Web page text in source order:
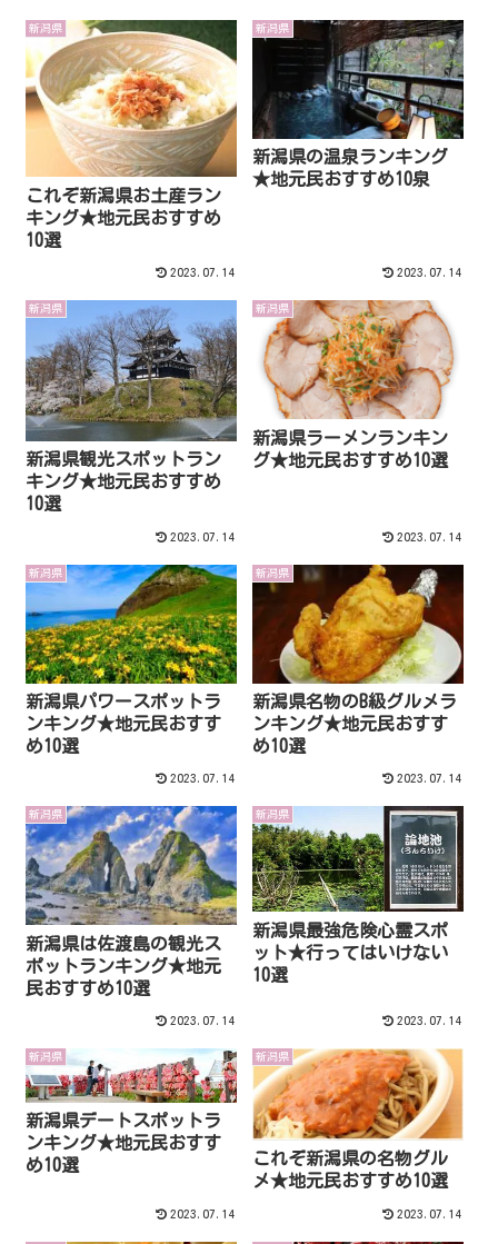
新潟県
これぞ新潟県お土産ラン
キング★地元民おすすめ
10選
2023.07.14
新潟県
新潟県の温泉ランキング
★地元民おすすめ10泉
2023.07.14
新潟県
新潟県観光スポットラン
キング★地元民おすすめ
10選
2023.07.14
新潟県
新潟県ラーメンランキン
グ★地元民おすすめ10選
2023.07.14
新潟県
新潟県パワースポットラ
ンキング★地元民おすす
め10選
2023.07.14
新潟県
新潟県名物のB級グルメラ
ンキング★地元民おすす
め10選
2023.07.14
新潟県
新潟県は佐渡島の観光ス
ポットランキング★地元
民おすすめ10選
2023.07.14
新潟県
新潟県最強危険心霊スポ
ット★行ってはいけない
10選
2023.07.14
新潟県
新潟県デートスポットラ
ンキング★地元民おすす
め10選
2023.07.14
新潟県
これぞ新潟県の名物グル
メ★地元民おすすめ10選
2023.07.14